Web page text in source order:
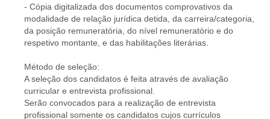
- Cópia digitalizada dos documentos comprovativos da
modalidade de relação jurídica detida, da carreira/categoria,
da posição remuneratória, do nível remuneratório e do
respetivo montante, e das habilitações literárias.
Método de seleção:
A seleção dos candidatos é feita através de avaliação
curricular e entrevista profissional.
Serão convocados para a realização de entrevista
profissional somente os candidatos cujos currículos